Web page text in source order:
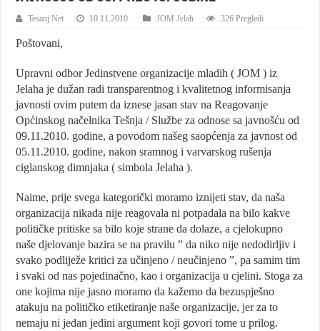
Tesanj Net 10.11.2010. JOM Jelah 326 Pregledi
Poštovani,
Upravni odbor Jedinstvene organizacije mladih ( JOM ) iz
Jelaha je dužan radi transparentnog i kvalitetnog informisanja
javnosti ovim putem da iznese jasan stav na Reagovanje
Općinskog načelnika Tešnja / Službe za odnose sa javnošću od
09.11.2010. godine, a povodom našeg saopćenja za javnost od
05.11.2010. godine, nakon sramnog i varvarskog rušenja
ciglanskog dimnjaka ( simbola Jelaha ).
Naime, prije svega kategorički moramo iznijeti stav, da naša
organizacija nikada nije reagovala ni potpadala na bilo kakve
političke pritiske sa bilo koje strane da dolaze, a cjelokupno
naše djelovanje bazira se na pravilu ” da niko nije nedodirljiv i
svako podliježe kritici za učinjeno / neučinjeno ”, pa samim tim
i svaki od nas pojedinačno, kao i organizacija u cjelini. Stoga za
one kojima nije jasno moramo da kažemo da bezuspješno
atakuju na političko etiketiranje naše organizacije, jer za to
nemaju ni jedan jedini argument koji govori tome u prilog.